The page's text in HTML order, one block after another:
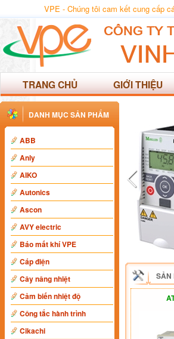
VPE - Chúng tôi cam kết cung cấp
TRANG CHỦ GIỚI THIỆU
DANH MỤC SẢN PHẨM
ABB
Anly
AIKO
Autonics
Ascon
AVY electric
Báo mất khí VPE
Cáp điện
Cây nâng nhiệt
Cảm biến nhiệt độ
Công tắc hành trình
Cikachi
SẢN